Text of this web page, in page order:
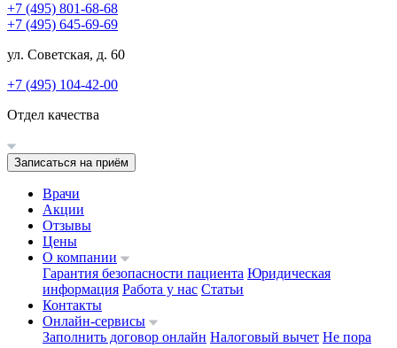
+7 (495) 801-68-68
+7 (495) 645-69-69
ул. Советская, д. 60
+7 (495) 104-42-00
Отдел качества
Записаться на приём
Врачи
Акции
Отзывы
Цены
О компании
Гарантия безопасности пациента Юридическая
информация Работа у нас Статьи
Контакты
Онлайн-сервисы
Заполнить договор онлайн Налоговый вычет Не пора